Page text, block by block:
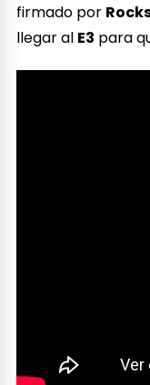
firmado por
llegar al E3 para